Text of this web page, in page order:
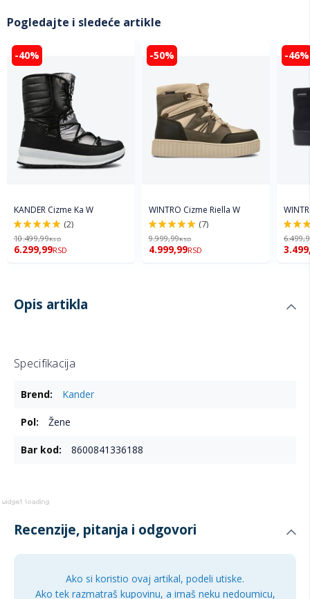
Pogledajte i sledeće artikle
-40%
KANDER Cizme Ka W
100%
(2)
10.499,99RSD
6.299,99RSD
-50%
WINTRO Cizme Riella W
100%
(7)
9.999,99RSD
4.999,99RSD
-46%
100%
Opis artikla
Specifikacija
informacijaKander
Žene
8600841336188
Recenzije, pitanja i odgovori
Ako si koristio ovaj artikal, podeli utiske.
Ako tek razmatraš kupovinu, a imaš neku nedoumicu,